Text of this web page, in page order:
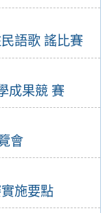
語歌 謠比賽
成果競 賽
會
施要點